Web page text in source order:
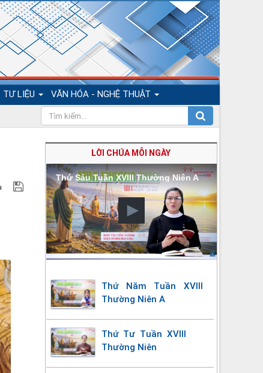
TƯ LIỆU VĂN HÓA - NGHỆ THUẬT
LỜI CHÚA MỖI NGÀY
Thứ Sáu Tuần XVIII Thường Niên A
Thứ Năm Tuần XVIII
Thường Niên A
Thứ Tư Tuần XVIII
Thường Niên